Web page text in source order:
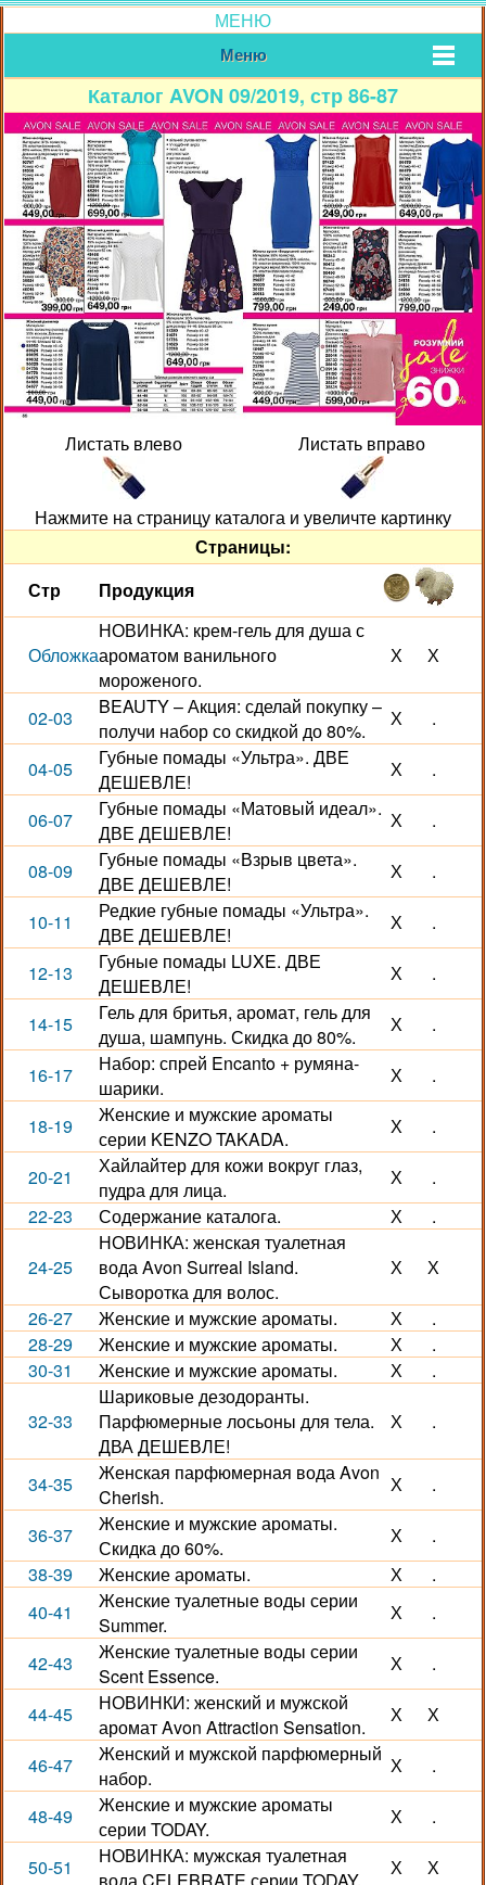
МЕНЮ
Меню
Каталог AVON 09/2019, стр 86-87
Листать влево Листать вправо
Нажмите на страницу каталога и увеличте картинку
Страницы:
Стр
Продукция
Обложка
НОВИНКА: крем-гель для душа с
ароматом ванильного
мороженого.
Х Х
02-03
BEAUTY – Акция: сделай покупку –
получи набор со скидкой до 80%.
Х .
04-05
Губные помады «Ультра». ДВЕ
ДЕШЕВЛЕ!
Х .
06-07
Губные помады «Матовый идеал».
ДВЕ ДЕШЕВЛЕ!
Х .
08-09
Губные помады «Взрыв цвета».
ДВЕ ДЕШЕВЛЕ!
Х .
10-11
Редкие губные помады «Ультра».
ДВЕ ДЕШЕВЛЕ!
Х .
12-13
Губные помады LUXE. ДВЕ
ДЕШЕВЛЕ!
Х .
14-15
Гель для бритья, аромат, гель для
душа, шампунь. Скидка до 80%.
Х .
16-17
Набор: спрей Encanto + румяна-
шарики.
Х .
18-19
Женские и мужские ароматы
серии KENZO TAKADA.
Х .
20-21
Хайлайтер для кожи вокруг глаз,
пудра для лица.
Х
.
22-23
Содержание каталога. Х .
24-25
НОВИНКА: женская туалетная
вода Avon Surreal Island.
Сыворотка для волос.
Х Х
26-27 Женские и мужские ароматы. Х
.
28-29
Женские и мужские ароматы. Х
.
30-31
Женские и мужские ароматы. Х .
32-33
Шариковые дезодоранты.
Парфюмерные лосьоны для тела.
ДВА ДЕШЕВЛЕ!
Х .
34-35
Женская парфюмерная вода Avon
Cherish.
Х .
36-37
Женские и мужские ароматы.
Скидка до 60%.
Х
.
38-39
Женские ароматы. Х
.
40-41
Женские туалетные воды серии
Summer.
Х .
42-43
Женские туалетные воды серии
Scent Essence.
Х .
44-45
НОВИНКИ: женский и мужской
аромат Avon Attraction Sensation.
Х Х
46-47
Женский и мужской парфюмерный
набор.
Х .
48-49
Женские и мужские ароматы
серии TODAY.
Х .
50-51
НОВИНКА: мужская туалетная
Х Х